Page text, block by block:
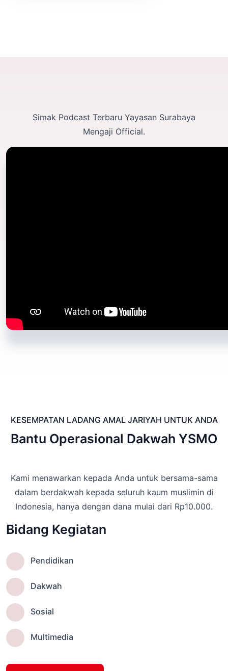
Simak Podcast Terbaru Yayasan Surabaya
Mengaji Official.
KESEMPATAN LADANG AMAL JARIYAH UNTUK ANDA
Bantu Operasional Dakwah YSMO
Kami menawarkan kepada Anda untuk bersama-sama
dalam berdakwah kepada seluruh kaum muslimin di
Indonesia, hanya dengan dana mulai dari Rp10.000.
Bidang Kegiatan
Pendidikan
Dakwah
Sosial
Multimedia